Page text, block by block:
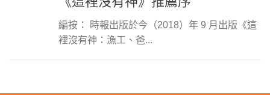
編按： 時報出版於今（2018）年 9 月出版《這
裡沒有神：漁工、爸...